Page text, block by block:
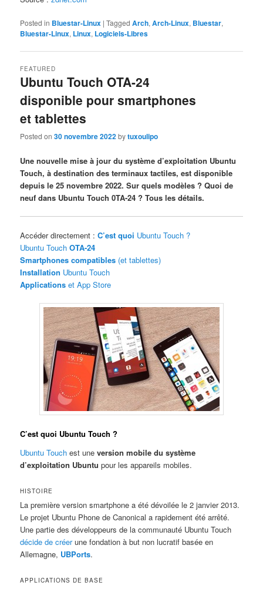
Posted in Bluestar-Linux |Tagged Arch,Arch-Linux, Bluestar,
Bluestar-Linux, Linux, Logiciels-Libres
Ubuntu Touch OTA-24
disponible pour smartphones
et tablettes
FEATURED
Posted on30 novembre 2022bytuxoulipo
Une nouvelle mise à jour du système d’exploitation Ubuntu
Touch, à destination des terminaux tactiles, est disponible
depuis le 25 novembre 2022. Sur quels modèles ? Quoi de
neuf dans Ubuntu Touch 0TA-24 ? Tous les détails.
Accéder directement :C’est quoi Ubuntu Touch ?
Ubuntu TouchOTA-24
Smartphones compatibles (et tablettes)
Installation Ubuntu Touch
Applications et App Store
C’est quoi Ubuntu Touch ?
Ubuntu Touch est uneversion mobile du système
d’exploitation Ubuntu pour les appareils mobiles.
HISTOIRE
La première version smartphone a été dévoilée le 2 janvier 2013.
Le projet Ubuntu Phone de Canonical a rapidement été arrêté.
Une partie des développeurs de la communauté Ubuntu Touch
décide de créerune fondation à but non lucratif basée en
Allemagne, UBPorts.
APPLICATIONS DE BASE